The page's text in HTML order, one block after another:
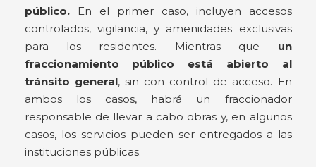
público. En el primer caso, incluyen accesos
controlados, vigilancia, y amenidades exclusivas
para los residentes. Mientras que un
fraccionamiento público está abierto al
tránsito general, sin con control de acceso. En
ambos los casos, habrá un fraccionador
responsable de llevar a cabo obras y, en algunos
casos, los servicios pueden ser entregados a las
instituciones públicas.